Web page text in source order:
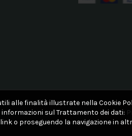
alle finalità illustrate nella Cookie
informazioni sul Trattamento dei dati:
o proseguendo la navigazione in